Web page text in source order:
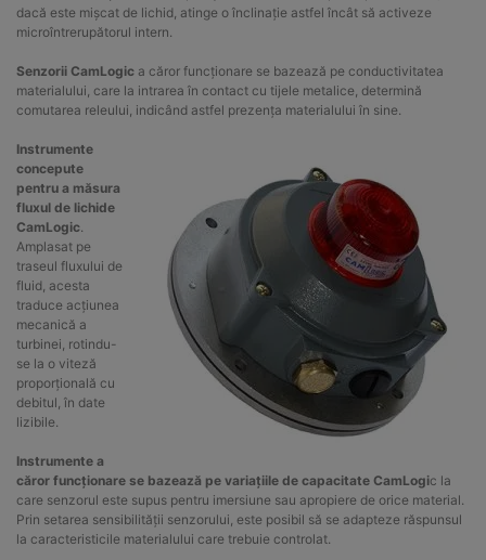
dacă este mișcat de lichid, atinge o înclinație astfel încât să activeze
microîntrerupătorul intern.
Senzorii CamLogic a căror funcționare se bazează pe conductivitatea
materialului, care la intrarea în contact cu tijele metalice, determină
comutarea releului, indicând astfel prezența materialului în sine.
Instrumente
concepute
pentru a măsura
fluxul de lichide
CamLogic
Amplasat pe
traseul fluxului de
fluid, acesta
traduce acțiunea
mecanică a
turbinei, rotindu-
se la o viteză
proporțională cu
debitul, în date
lizibile.
Instrumente a
căror funcționare se bazează pe variațiile de capacitate CamLogic la
care senzorul este supus pentru imersiune sau apropiere de orice material.
Prin setarea sensibilității senzorului, este posibil să se adapteze răspunsul
la caracteristicile materialului care trebuie controlat.